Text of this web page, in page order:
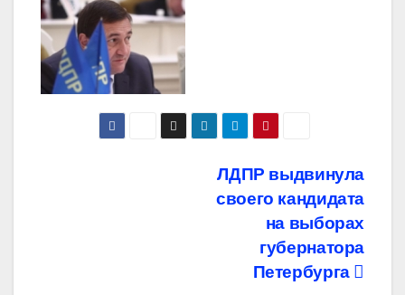
ЛДПР выдвинула
своего кандидата
на выборах
губернатора
Петербурга